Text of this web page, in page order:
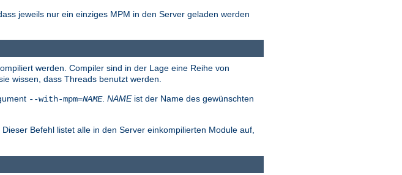
jeweils nur ein einziges MPM in den Server geladen werden
werden. Compiler sind in der Lage eine Reihe von
wissen, dass Threads benutzt werden.
--with-mpm=NAME. NAMEist der Name des gewünschten
Befehl listet alle in den Server einkompilierten Module auf,